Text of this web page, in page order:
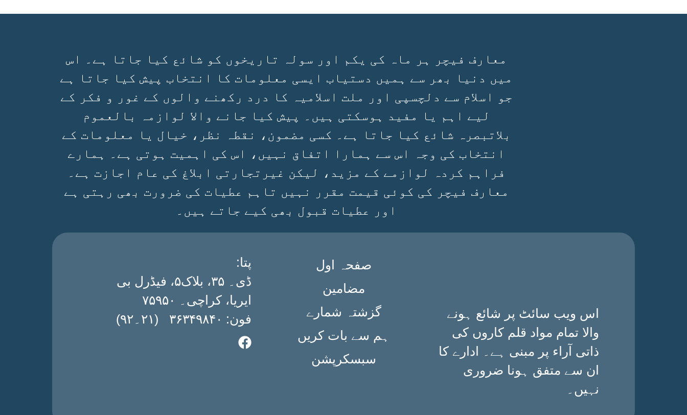
معارف فیچر ہر ماہ کی یکم اور سولہ تاریخوں کو شائع کیا جاتا ہے۔ اس
میں دنیا بھر سے ہمیں دستیاب ایسی معلومات کا انتخاب پیش کیا جاتا ہے
جو اسلام سے دلچسپی اور ملت اسلامیہ کا درد رکھنے والوں کے غور و فکر کے
لیے اہم یا مفید ہوسکتی ہیں۔ پیش کیا جانے والا لوازمہ بالعموم
بلاتبصرہ شائع کیا جاتا ہے۔ کسی مضمون، نقطہ نظر، خیال یا معلومات کے
انتخاب کی وجہ اس سے ہمارا اتفاق نہیں، اس کی اہمیت ہوتی ہے۔ ہمارے
فراہم کردہ لوازمے کے مزید، لیکن غیرتجارتی ابلاغ کی عام اجازت ہے۔
معارف فیچر کی کوئی قیمت مقرر نہیں تاہم عطیات کی ضرورت بھی رہتی ہے
اور عطیات قبول بھی کیے جاتے ہیں۔
:پتا
ڈی۔ ۳۵، بلاک۵، فیڈرل بی
ایریا، کراچی۔ ۷۵۹۵۰
فون: ۳۶۳۴۹۸۴۰ (۲۱۔۹۲)
صفحہ اول
مضامین
گزشتہ شمارے
ہم سے بات کریں
سبسکرپشن
اس ویب سائٹ پر شائع ہونے
والا تمام مواد قلم کاروں کی
ذاتی آراء پر مبنی ہے۔ ادارے کا
ان سے متفق ہونا ضروری
نہیں۔